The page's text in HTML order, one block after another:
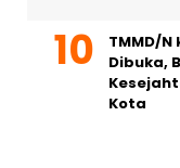
TMMD/
Dibuka,
Kota